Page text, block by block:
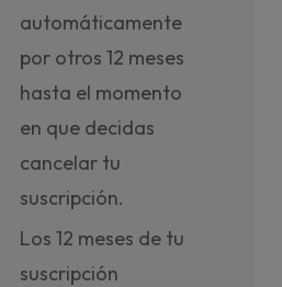
automáticamente
por otros 12 meses
hasta el momento
en que decidas
cancelar tu
suscripción.
Los 12 meses de tu
suscripción